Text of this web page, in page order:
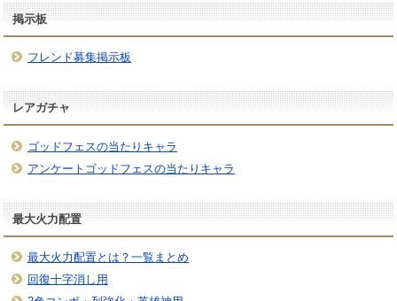
掲示板
フレンド募集掲示板
レアガチャ
ゴッドフェスの当たりキャラ
アンケートゴッドフェスの当たりキャラ
最大火力配置
最大火力配置とは？一覧まとめ
回復十字消し用